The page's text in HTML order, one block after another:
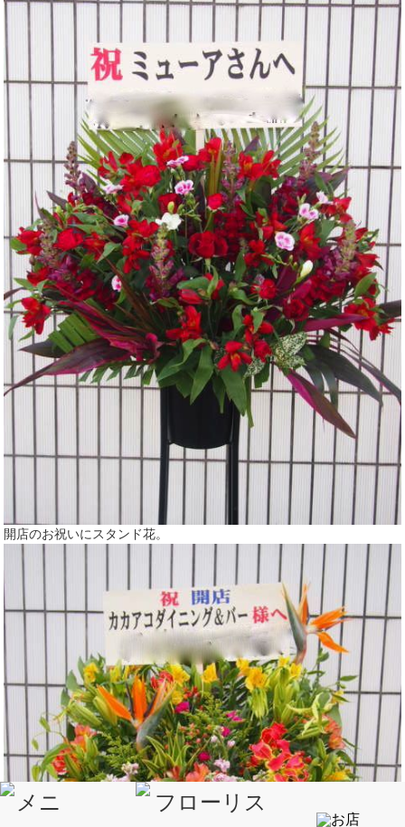
開店のお祝いにスタンド花。